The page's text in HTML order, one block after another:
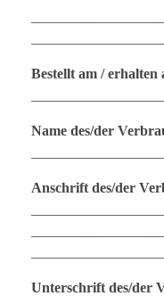
Bestellt am / erhalten
Name des/der
Anschrift des/der
Unterschrift des/der